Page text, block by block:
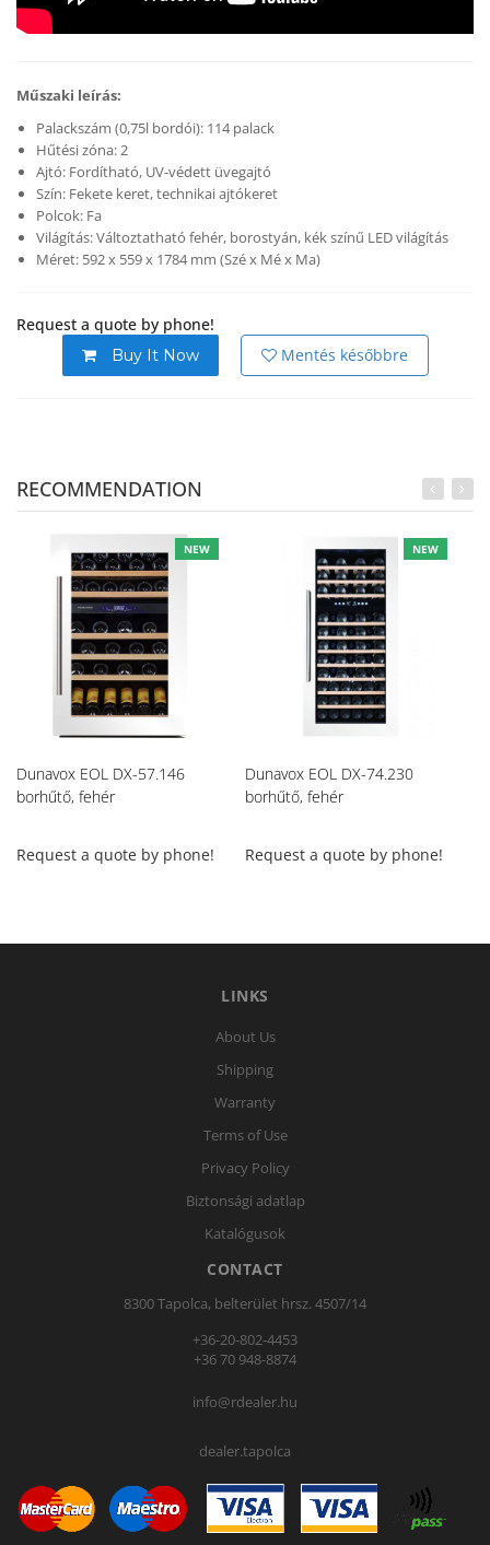
Műszaki leírás:
Palackszám (0,75l bordói): 114 palack
Hűtési zóna: 2
Ajtó: Fordítható, UV-védett üvegajtó
Szín: Fekete keret, technikai ajtókeret
Polcok: Fa
Világítás: Változtatható fehér, borostyán, kék színű LED világítás
Méret: 592 x 559 x 1784 mm (Szé x Mé x Ma)
Request a quote by phone!
Buy It Now Mentés későbbre
RECOMMENDATION
NEW
Dunavox EOL DX-57.146
borhűtő, fehér
Request a quote by phone!
NEW
Dunavox EOL DX-74.230
borhűtő, fehér
Request a quote by phone!
LINKS
About Us
Shipping
Warranty
Terms of Use
Privacy Policy
Biztonsági adatlap
Katalógusok
CONTACT
8300 Tapolca, belterület hrsz. 4507/14
+36-20-802-4453
+36 70 948-8874
info@rdealer.hu
dealer.tapolca